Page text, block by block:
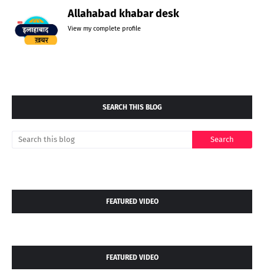
Allahabad khabar desk
View my complete profile
SEARCH THIS BLOG
FEATURED VIDEO
FEATURED VIDEO